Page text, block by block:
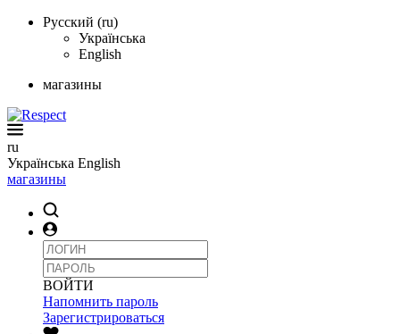
Русский (ru)
Українська
English
магазины
ru
Українська English
магазины
ВОЙТИ
Напомнить пароль
Зарегистрироваться